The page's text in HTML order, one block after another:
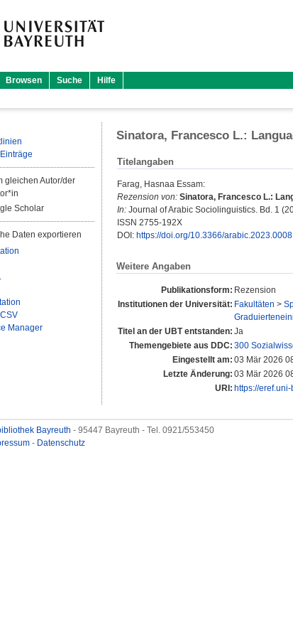
Browsen Suche Hilfe
gleichen Autor/der
Scholar
Daten exportieren
Manager
Sinatora, Francesco L.:
Titelangaben
Farag, Hasnaa Essam:
Rezension von: Sinatora, Francesco L.:
In: Journal of Arabic Sociolinguistics. Bd. 1
ISSN 2755-192X
DOI: https://doi.org/10.3366/arabic.2023.0008
Weitere Angaben
Publikationsform: Rezension
Institutionen der Universität: Fakultäten >
Titel an der UBT entstanden: Ja
Themengebiete aus DDC: 300
Eingestellt am: 03 Mär 2026
Letzte Änderung: 03 Mär 2026
URI: https://
Bayreuth - 95447 Bayreuth - Tel. 0921/553450
- Datenschutz